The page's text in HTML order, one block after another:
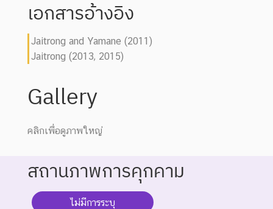
เอกสารอ้างอิง
Jaitrong and Yamane (2011)
Jaitrong (2013, 2015)
Gallery
คลิกเพื่อดูภาพใหญ่
สถานภาพการคุกคาม
ไม่มีการระบุ